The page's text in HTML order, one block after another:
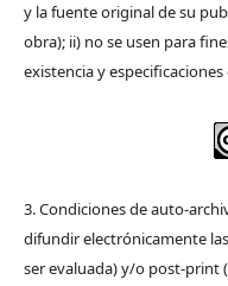
y la fuente original de su
obra); ii) no se usen para
existencia y
3. Condiciones de auto-
difundir electrónicamente
ser evaluada) y/o post-print